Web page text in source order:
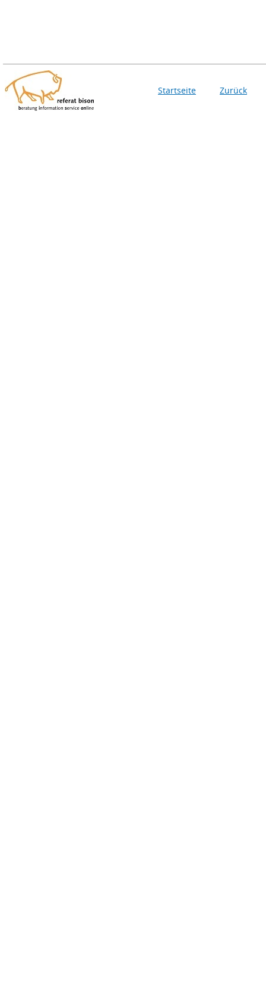
Startseite Zurück